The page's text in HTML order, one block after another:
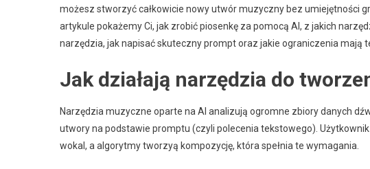
możesz stworzyć całkowicie nowy utwór muzyczny bez umiejętności
artykule pokażemy Ci, jak zrobić piosenkę za pomocą AI, z jakich
narzędzia, jak napisać skuteczny prompt oraz jakie ograniczenia mają
Jak działają narzędzia do
Narzędzia muzyczne oparte na AI analizują ogromne zbiory danych
utwory na podstawie promptu (czyli polecenia tekstowego).
wokal, a algorytmy tworzyą kompozycję, która spełnia te wymagania.